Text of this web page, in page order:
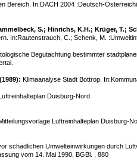
Bereich. In:DACH 2004 :Deutsch-
S.; Hinrichs, K.H.; Krüger, T.;
In:Rautenstrauch, C.; Schenk, M.
Begutachtung bestimmter
Klimaanalyse Stadt Bottrop.
Duisburg-Nord
Luftreinhalteplan Duisburg-
schädlichen Umwelteinwirkungen durch
vom 14. Mai 1990, BGBl. , 880